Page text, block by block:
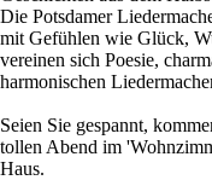
Die Potsdamer
mit Gefühlen wie Glück,
vereinen sich Poesie,
harmonischen
Seien Sie gespannt,
tollen Abend im
Haus.